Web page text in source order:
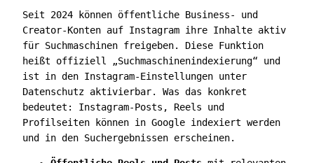
Seit 2024 können öffentliche Business- und
Creator-Konten auf Instagram ihre Inhalte aktiv
für Suchmaschinen freigeben. Diese Funktion
heißt offiziell „Suchmaschinenindexierung“ und
ist in den Instagram-Einstellungen unter
Datenschutz aktivierbar. Was das konkret
bedeutet: Instagram-Posts, Reels und
Profilseiten können in Google indexiert werden
und in den Suchergebnissen erscheinen.